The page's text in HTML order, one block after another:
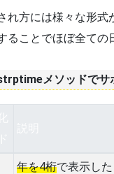
れ方には様々な形
ることでほぼ全ての
メソッドでサ
年を4桁で表示した